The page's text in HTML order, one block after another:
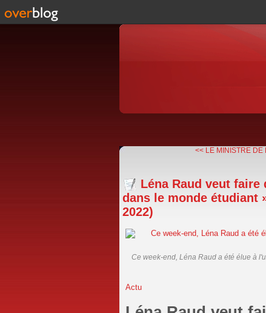
<< LE MINISTRE DE
Léna Raud veut faire
dans le monde étudiant
2022)
Ce week-end, Léna Raud a été élue à
Actu